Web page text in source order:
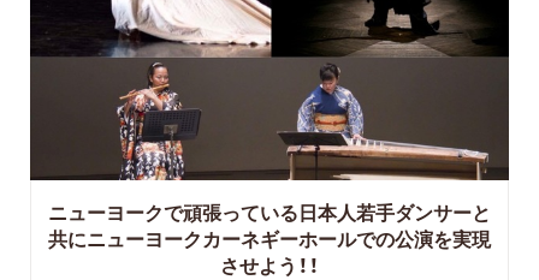
ニューヨークで頑張っている日本人若手ダンサーと
共にニューヨークカーネギーホールでの公演を実現
させよう！！